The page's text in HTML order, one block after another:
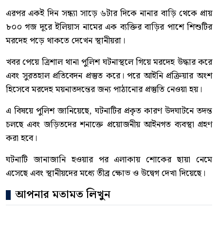
এরপর একই দিন সন্ধ্যা সাড়ে ৬টার দিকে নানার বাড়ি থেকে প্রায়
৮০০ গজ দূরে ইলিয়াস নামের এক ব্যক্তির বাড়ির পাশে শিশুটির
মরদেহ পড়ে থাকতে দেখেন স্থানীয়রা।
খবর পেয়ে ত্রিশাল থানা পুলিশ ঘটনাস্থলে গিয়ে মরদেহ উদ্ধার করে
এবং সুরতহাল প্রতিবেদন প্রস্তুত করে। পরে আইনি প্রক্রিয়ার অংশ
হিসেবে মরদেহ ময়নাতদন্তের জন্য পাঠানোর প্রস্তুতি নেওয়া হয়।
এ বিষয়ে পুলিশ জানিয়েছে, ঘটনাটির প্রকৃত কারণ উদঘাটনে তদন্ত
চলছে এবং জড়িতদের শনাক্তে প্রয়োজনীয় আইনগত ব্যবস্থা গ্রহণ
করা হবে।
ঘটনাটি জানাজানি হওয়ার পর এলাকায় শোকের ছায়া নেমে
এসেছে এবং স্থানীয়দের মধ্যে তীব্র ক্ষোভ ও উদ্বেগ দেখা দিয়েছে।
আপনার মতামত লিখুন